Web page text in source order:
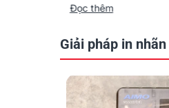
Đọc thêm
Giải pháp in nhãn